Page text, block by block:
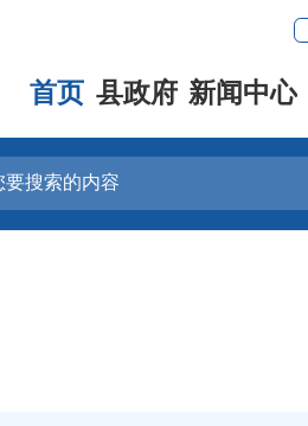
首页 县政府 新闻中心